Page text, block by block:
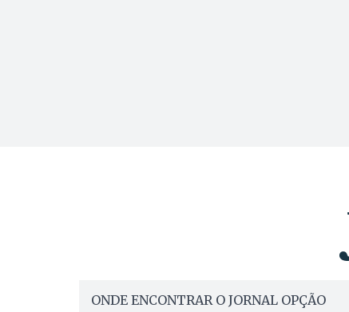
ONDE ENCONTRAR O JORNAL OPÇÃO